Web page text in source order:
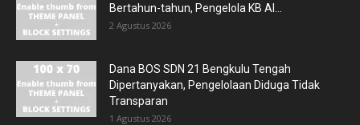
Bertahun-tahun, Pengelola KB Al...
2 Agustus 2026
Dana BOS SDN 21 Bengkulu Tengah
Dipertanyakan, Pengelolaan Diduga Tidak
Transparan
1 Agustus 2026